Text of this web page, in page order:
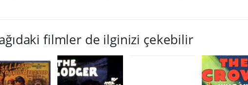
filmler de ilginizi çekebilir